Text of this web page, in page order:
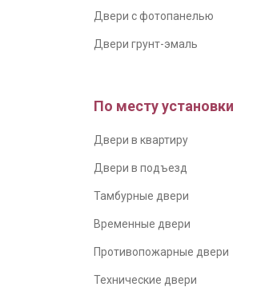
Двери с фотопанелью
Двери грунт-эмаль
По месту установки
Двери в квартиру
Двери в подъезд
Тамбурные двери
Временные двери
Противопожарные двери
Технические двери